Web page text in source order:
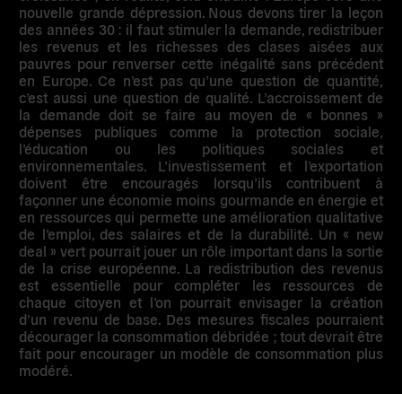
nouvelle grande dépression. Nous devons tirer la leçon
des années 30 : il faut stimuler la demande, redistribuer
les revenus et les richesses des clases aisées aux
pauvres pour renverser cette inégalité sans précédent
en Europe. Ce n’est pas qu’une question de quantité,
c’est aussi une question de qualité. L’accroissement de
la demande doit se faire au moyen de « bonnes »
dépenses publiques comme la protection sociale,
l’éducation ou les politiques sociales et
environnementales. L’investissement et l’exportation
doivent être encouragés lorsqu’ils contribuent à
façonner une économie moins gourmande en énergie et
en ressources qui permette une amélioration qualitative
de l’emploi, des salaires et de la durabilité. Un « new
deal » vert pourrait jouer un rôle important dans la sortie
de la crise européenne. La redistribution des revenus
est essentielle pour compléter les ressources de
chaque citoyen et l’on pourrait envisager la création
d’un revenu de base. Des mesures fiscales pourraient
décourager la consommation débridée ; tout devrait être
fait pour encourager un modèle de consommation plus
modéré.